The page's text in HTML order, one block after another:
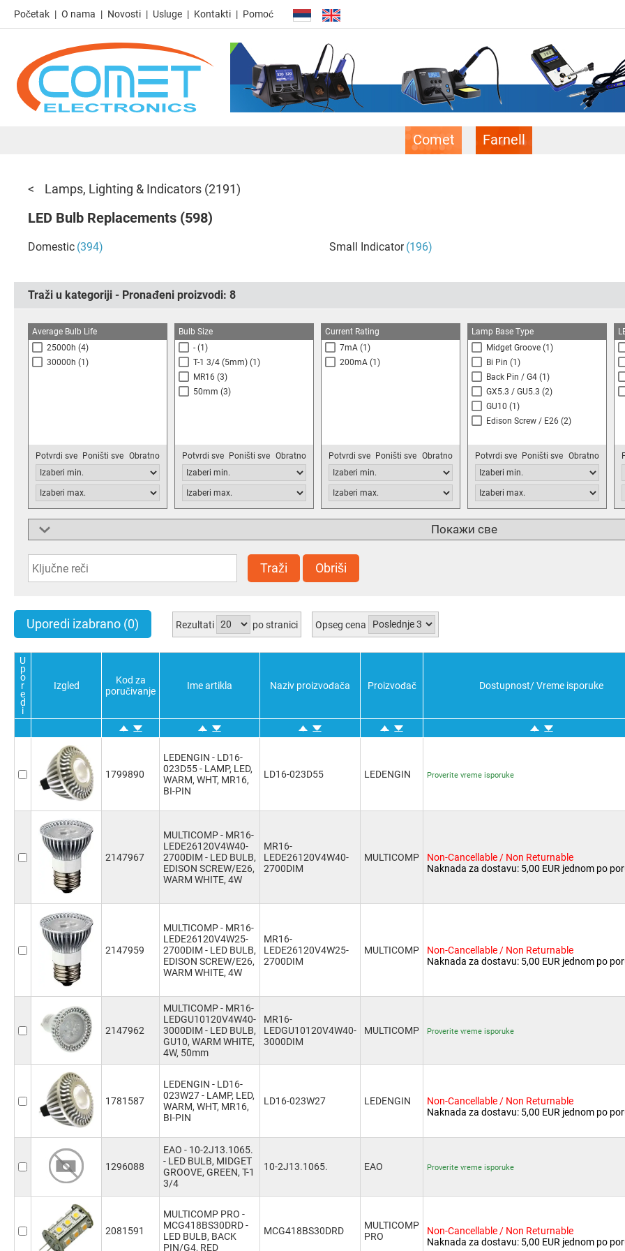
Početak O nama Novosti Usluge Kontakti Pomoć
Comet Farnell
Lamps, Lighting & Indicators (2191)
LED Bulb Replacements (598)
Domestic (394) Small Indicator (196)
Traži u kategoriji - Pronađeni proizvodi: 8
Average Bulb Life
25000h (4)
30000h (1)
Potvrdi sve Poništi sve Obratno
Bulb Size
- (1)
T-1 3/4 (5mm) (1)
MR16 (3)
50mm (3)
Potvrdi sve Poništi sve Obratno
Current Rating
7mA (1)
200mA (1)
Potvrdi sve Poništi sve Obratno
Lamp Base Type
Midget Groove (1)
Bi Pin (1)
Back Pin / G4 (1)
GX5.3 / GU5.3 (2)
GU10 (1)
Edison Screw / E26 (2)
Potvrdi sve Poništi sve Obratno
Power Rating
4W (3)
5W (1)
6.5W
(2)
12V (3)
28V (1)
120V (3)
- (2)
525nm
700nm
Покажи све
Traži Obriši
Uporedi izabrano (0) Rezultati po stranici Opseg cena
U
p
o
r
e
d
i
Izgled
Kod za
poručivanje
Ime artikla Naziv proizvođača Proizvođač Dostupnost/ Vreme isporuke
1799890
LEDENGIN - LD16-
023D55 - LAMP, LED,
WARM, WHT, MR16,
BI-PIN
LD16-023D55 LEDENGIN Proverite vreme isporuke
2147967
MULTICOMP - MR16-
LEDE26120V4W40-
2700DIM - LED BULB,
EDISON SCREW/E26,
WARM WHITE, 4W
MR16-
LEDE26120V4W40-
2700DIM
MULTICOMP
Non-Cancellable / Non Returnable
Naknada za dostavu: 5,00 EUR jednom po
2147959
MULTICOMP - MR16-
LEDE26120V4W25-
2700DIM - LED BULB,
EDISON SCREW/E26,
WARM WHITE, 4W
MR16-
LEDE26120V4W25-
2700DIM
MULTICOMP
Non-Cancellable / Non Returnable
Naknada za dostavu: 5,00 EUR jednom po
2147962
MULTICOMP - MR16-
LEDGU10120V4W40-
3000DIM - LED BULB,
GU10, WARM WHITE,
4W, 50mm
MR16-
LEDGU10120V4W40-
3000DIM
MULTICOMP Proverite vreme isporuke
1781587
LEDENGIN - LD16-
023W27 - LAMP, LED,
WARM, WHT, MR16,
BI-PIN
LD16-023W27 LEDENGIN
Non-Cancellable / Non Returnable
Naknada za dostavu: 5,00 EUR jednom po
1296088
EAO - 10-2J13.1065.
- LED BULB, MIDGET
GROOVE, GREEN, T-1
3/4
10-2J13.1065. EAO Proverite vreme isporuke
2081591
MULTICOMP PRO -
MCG418BS30DRD -
LED BULB, BACK
PIN/G4, RED
MCG418BS30DRD
MULTICOMP
PRO
Non-Cancellable / Non Returnable
Naknada za dostavu: 5,00 EUR jednom po